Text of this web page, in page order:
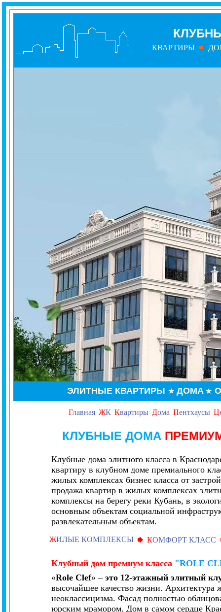
КВАРТИРЫ
ЭЛИТНЫЕ КВАРТИРЫ ★ДОМА ★
Главная ЖК Квартиры Дома Пентхаусы Ц
КЛУБНЫЕ ДОМА
Клубные дома элитного класса в
квартиру в клубном доме премиального
жилых комплексах бизнес класса от
продажа квартир в жилых комплексах
комплексы на берегу реки Кубань, в
основным объектам социальной
развлекательным объектам.
ЖИЛЫЕ КОМПЛЕКСЫ КОМФОРТ КЛАСС
Клубный дом премиум класса "ROLE
«Role Clef» – это 12-этажный элитный
высочайшее качество жизни. Архитектура
неоклассицизма. Фасад полностью
юрским мрамором. Дом в самом сердце